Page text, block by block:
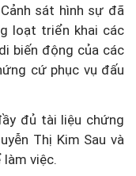
sát hình sự đã
loạt triển khai các
biến động của các
cứ phục vụ đấu
đủ tài liệu chứng
Thị Kim Sau và
làm việc.